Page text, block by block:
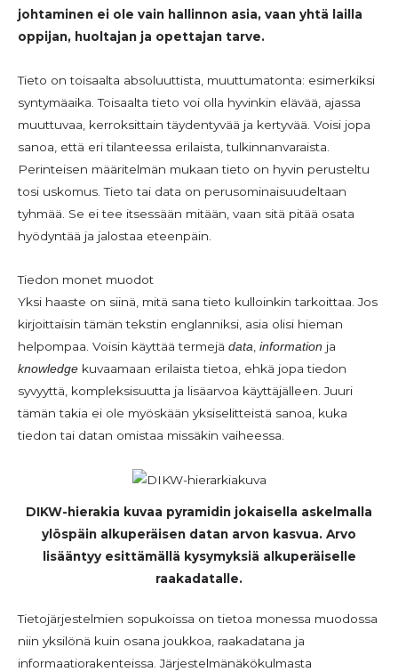
johtaminen ei ole vain hallinnon asia, vaan yhtä lailla
oppijan, huoltajan ja opettajan tarve.
Tieto on toisaalta absoluuttista, muuttumatonta: esimerkiksi
syntymäaika. Toisaalta tieto voi olla hyvinkin elävää, ajassa
muuttuvaa, kerroksittain täydentyvää ja kertyvää. Voisi jopa
sanoa, että eri tilanteessa erilaista, tulkinnanvaraista.
Perinteisen määritelmän mukaan tieto on hyvin perusteltu
tosi uskomus. Tieto tai data on perusominaisuudeltaan
tyhmää. Se ei tee itsessään mitään, vaan sitä pitää osata
hyödyntää ja jalostaa eteenpäin.
Tiedon monet muodot
Yksi haaste on siinä, mitä sana tieto kulloinkin tarkoittaa. Jos
kirjoittaisin tämän tekstin englanniksi, asia olisi hieman
helpompaa. Voisin käyttää termejä data information ja
knowledge kuvaamaan erilaista tietoa, ehkä jopa tiedon
syvyyttä, kompleksisuutta ja lisäarvoa käyttäjälleen. Juuri
tämän takia ei ole myöskään yksiselitteistä sanoa, kuka
tiedon tai datan omistaa missäkin vaiheessa.
DIKW-hierakia kuvaa pyramidin jokaisella askelmalla
ylöspäin alkuperäisen datan arvon kasvua. Arvo
lisääntyy esittämällä kysymyksiä alkuperäiselle
raakadatalle.
Tietojärjestelmien sopukoissa on tietoa monessa muodossa
niin yksilönä kuin osana joukkoa, raakadatana ja
informaatiorakenteissa. Järjestelmänäkökulmasta